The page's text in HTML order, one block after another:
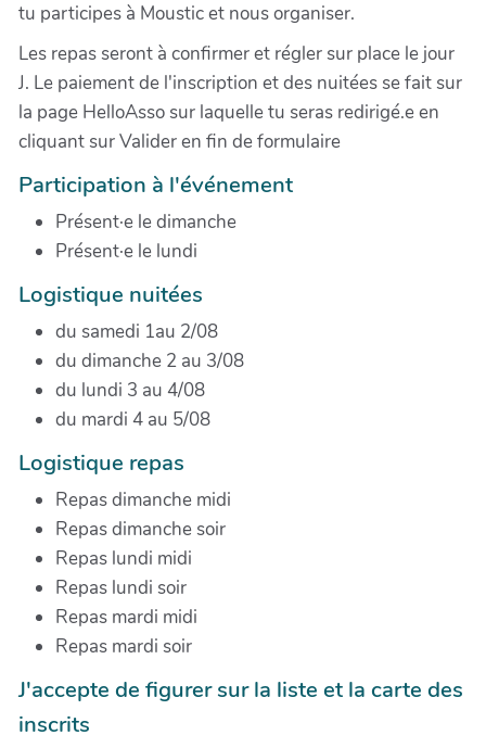
tu participes à Moustic et nous organiser.
Les repas seront à confirmer et régler sur place le jour
J. Le paiement de l'inscription et des nuitées se fait sur
la page HelloAsso sur laquelle tu seras redirigé.e en
cliquant sur Valider en fin de formulaire
Participation à l'événement
Présent·e le dimanche
Présent·e le lundi
Logistique nuitées
du samedi 1au 2/08
du dimanche 2 au 3/08
du lundi 3 au 4/08
du mardi 4 au 5/08
Logistique repas
Repas dimanche midi
Repas dimanche soir
Repas lundi midi
Repas lundi soir
Repas mardi midi
Repas mardi soir
J'accepte de figurer sur la liste et la carte des
inscrits